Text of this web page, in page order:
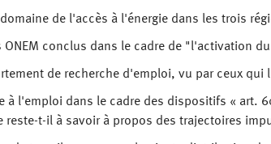
de l'accès à l'énergie dans les trois
conclus dans le cadre de "l'activation
de recherche d'emploi, vu par ceux qui
à l'emploi dans le cadre des dispositifs « art.
t-il à savoir à propos des trajectoires